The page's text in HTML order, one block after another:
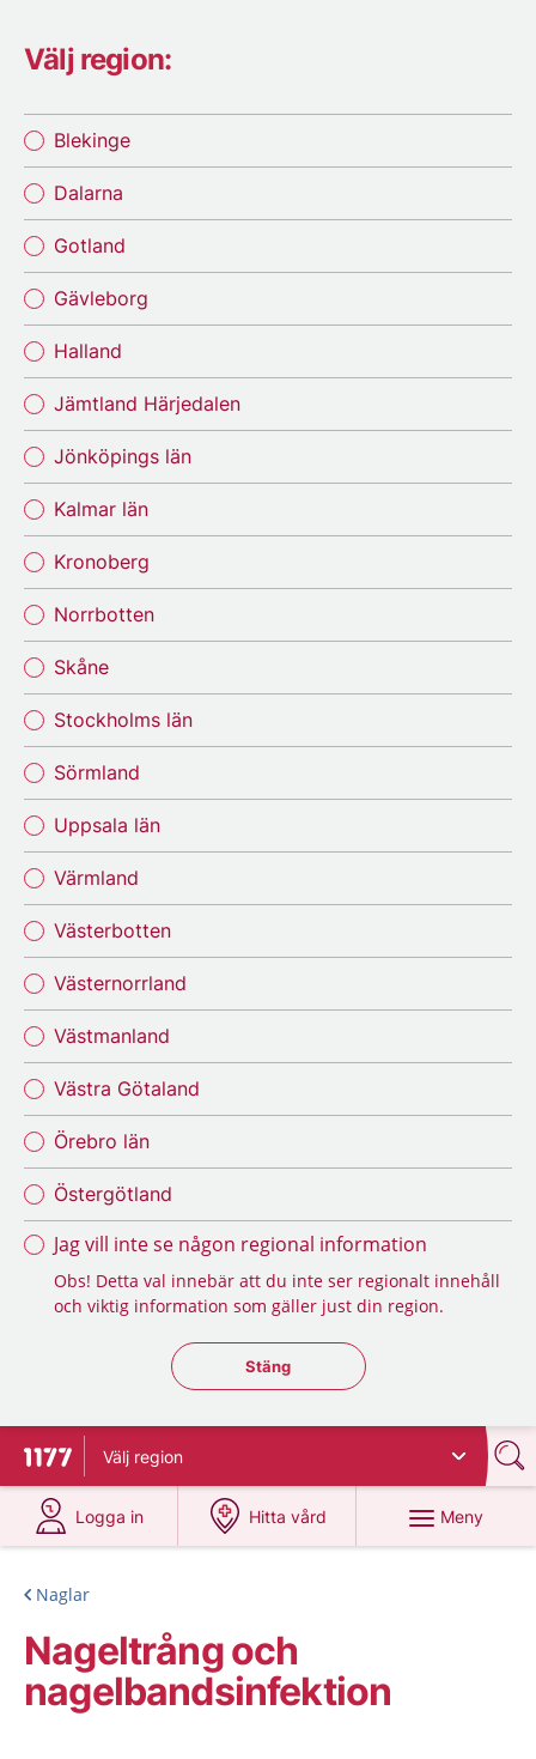
Välj region:
Blekinge
Dalarna
Gotland
Gävleborg
Halland
Jämtland Härjedalen
Jönköpings län
Kalmar län
Kronoberg
Norrbotten
Skåne
Stockholms län
Sörmland
Uppsala län
Värmland
Västerbotten
Västernorrland
Västmanland
Västra Götaland
Örebro län
Östergötland
Jag vill inte se någon regional information
Obs! Detta val innebär att du inte ser regionalt innehåll
och viktig information som gäller just din region.
Stäng regionsväljaren
Stäng
Till startsidan för 1177
Välj region
Logga in
på 1177.se
Hitta vård
på 1177.se
Meny
Naglar
Nageltrång och
nagelbandsinfektion